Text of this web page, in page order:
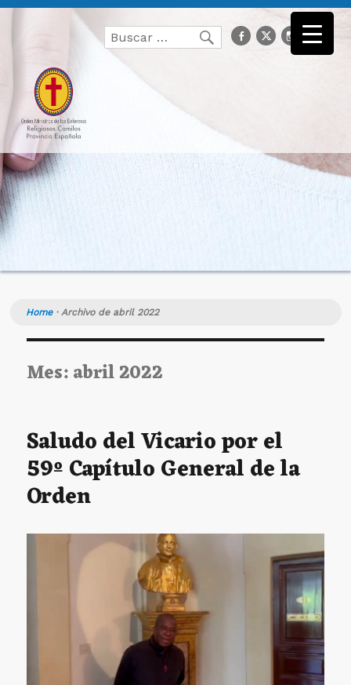
Buscar
por:
Buscarfacebook
Twitter
Home· Archivo de abril 2022
Mes:abril 2022
Saludo del Vicario por el
59º Capítulo General de la
Orden